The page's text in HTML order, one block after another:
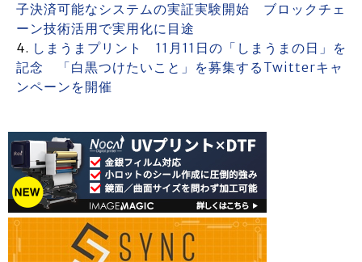
子決済可能なシステムの実証実験開始 ブロックチェ
ーン技術活用で実用化に目途
しまうまプリント 11月11日の「しまうまの日」を
記念 「白黒つけたいこと」を募集するTwitterキャ
ンペーンを開催